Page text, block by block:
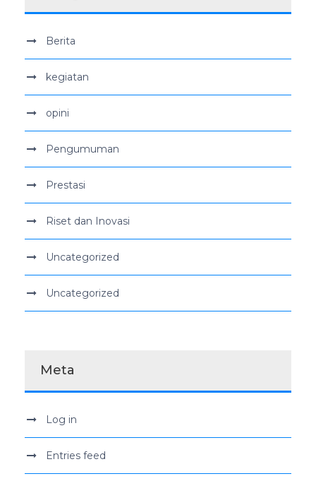
Berita
kegiatan
opini
Pengumuman
Prestasi
Riset dan Inovasi
Uncategorized
Uncategorized
Meta
Log in
Entries feed